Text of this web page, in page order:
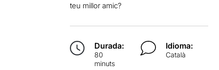
teu millor amic?
Durada:
80
minuts
Idioma:
Català